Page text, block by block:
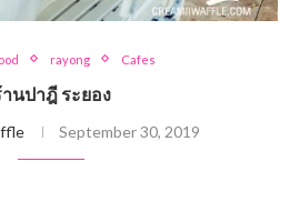
rayong Cafes
นปาฎี ระยอง
September 30, 2019